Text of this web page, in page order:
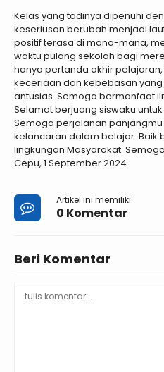
Kelas yang tadinya dipenuhi
keseriusan berubah menjadi
positif terasa di mana-mana,
waktu pulang sekolah bagi
hanya pertanda akhir
keceriaan dan kebebasan
antusias. Semoga bermanfaat
Selamat berjuang siswaku
Semoga perjalanan
kelancaran dalam belajar. Baik
lingkungan Masyarakat.
Cepu, 1 September 2024
Artikel ini memiliki
0 Komentar
Beri Komentar